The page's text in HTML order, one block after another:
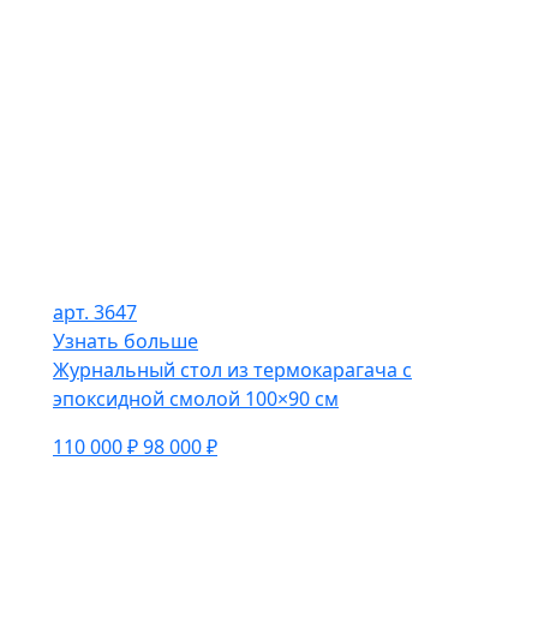
арт. 3647
Узнать больше
Журнальный стол из термокарагача с
эпоксидной смолой 100×90 см
110 000 ₽98 000 ₽